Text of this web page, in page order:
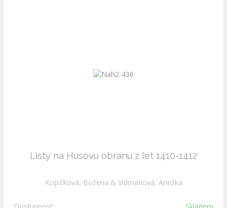
Listy na Husovu obranu z let 1410-1412
Kopičková, Božena & Vidmanová, Anežka